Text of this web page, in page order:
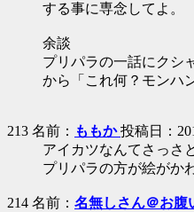
する事に専念してよ。
余談
プリパラの一話にクシ
から「これ何？モンハ
213 名前： ももか投稿日：
アイカツなんてさっさ
プリパラの方が絵がか
214 名前： 名無しさん＠お腹